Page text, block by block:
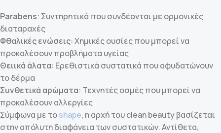
Parabens: Συντηρητικά που συνδέονται με ορμονικές
διαταραχές
Φθαλικές ενώσεις: Χημικές ουσίες που μπορεί να
προκαλέσουν προβλήματα υγείας
Θειικά άλατα: Ερεθιστικά συστατικά που αφυδατώνουν
το δέρμα
Συνθετικά αρώματα: Τεχνητές οσμές που μπορεί να
προκαλέσουν αλλεργίες
Σύμφωνα με τοshape, η αρχή του clean beauty βασίζεται
στην απόλυτη διαφάνεια των συστατικών. Αντίθετα,